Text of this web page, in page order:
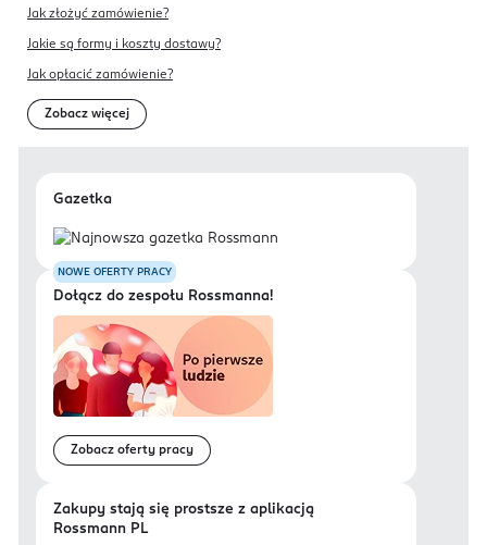
Jak złożyć zamówienie?
Jakie są formy i koszty dostawy?
Jak opłacić zamówienie?
Zobacz więcej
Gazetka
NOWE OFERTY PRACY
Dołącz do zespołu Rossmanna!
Zobacz oferty pracy
Zakupy stają się prostsze z aplikacją
Rossmann PL